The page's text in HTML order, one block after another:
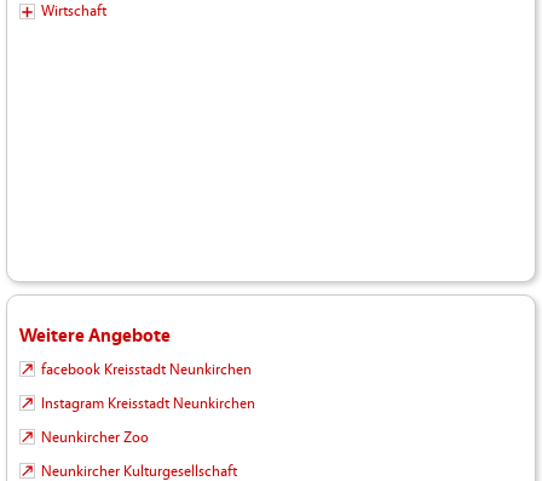
Wirtschaft
Weitere Angebote
facebook Kreisstadt Neunkirchen
Instagram Kreisstadt Neunkirchen
Neunkircher Zoo
Neunkircher Kulturgesellschaft